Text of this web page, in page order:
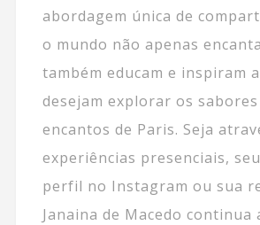
abordagem única de
o mundo não apenas
também educam e inspiram
desejam explorar os sabores
encantos de Paris. Seja
experiências presenciais,
perfil no Instagram ou sua
Janaina de Macedo continua